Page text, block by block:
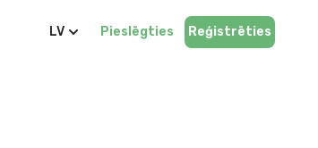
LV Pieslēgties Reģistrēties